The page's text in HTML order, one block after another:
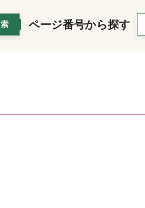
ページ番号から探す